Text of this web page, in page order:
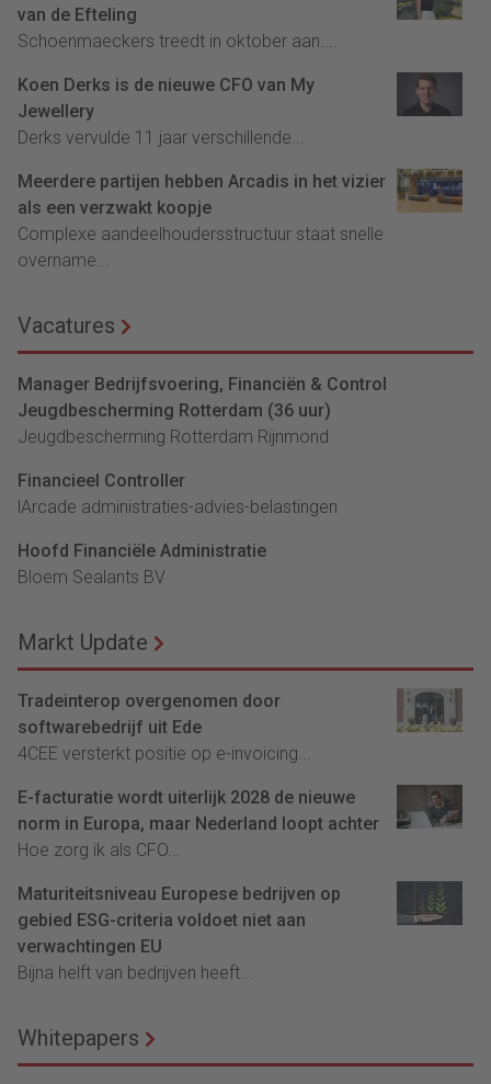
van de Efteling
Schoenmaeckers treedt in oktober aan....
Koen Derks is de nieuwe CFO van My
Jewellery
Derks vervulde 11 jaar verschillende...
Meerdere partijen hebben Arcadis in het vizier
als een verzwakt koopje
Complexe aandeelhoudersstructuur staat snelle
overname...
Vacatures
Manager Bedrijfsvoering, Financiën & Control
Jeugdbescherming Rotterdam (36 uur)
Jeugdbescherming Rotterdam Rijnmond
Financieel Controller
lArcade administraties-advies-belastingen
Hoofd Financiële Administratie
Bloem Sealants BV
Markt Update
Tradeinterop overgenomen door
softwarebedrijf uit Ede
4CEE versterkt positie op e-invoicing...
E-facturatie wordt uiterlijk 2028 de nieuwe
norm in Europa, maar Nederland loopt achter
Hoe zorg ik als CFO...
Maturiteitsniveau Europese bedrijven op
gebied ESG-criteria voldoet niet aan
verwachtingen EU
Bijna helft van bedrijven heeft...
Whitepapers